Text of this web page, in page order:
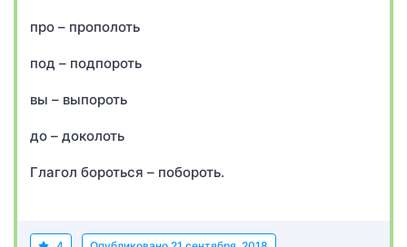
про – прополоть
под – подпороть
вы – выпороть
до – доколоть
Глагол бороться – побороть.